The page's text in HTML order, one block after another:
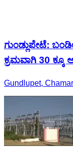
ಗುಂಡ್ಲುಪೇಟೆ:
ಕ್ರಮವಾಗಿ 30 ಕ್ಕೂ
Gundlupet,